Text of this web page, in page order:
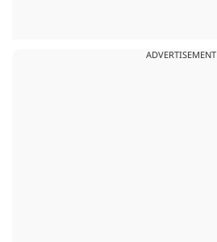
ADVERTISEMENT